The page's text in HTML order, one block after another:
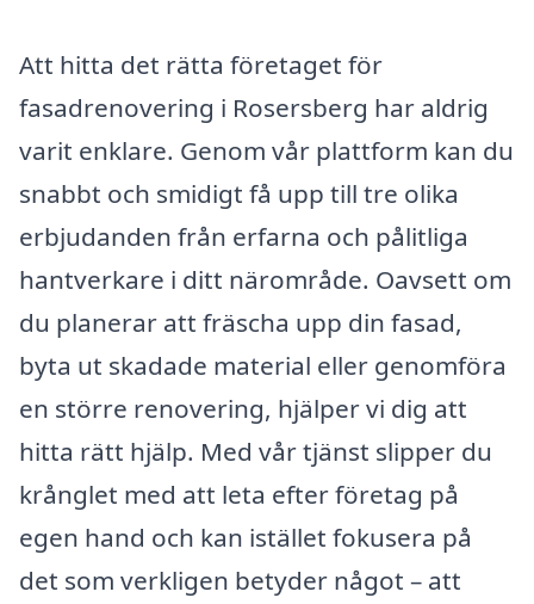
Att hitta det rätta företaget för
fasadrenovering i Rosersberg har aldrig
varit enklare. Genom vår plattform kan du
snabbt och smidigt få upp till tre olika
erbjudanden från erfarna och pålitliga
hantverkare i ditt närområde. Oavsett om
du planerar att fräscha upp din fasad,
byta ut skadade material eller genomföra
en större renovering, hjälper vi dig att
hitta rätt hjälp. Med vår tjänst slipper du
krånglet med att leta efter företag på
egen hand och kan istället fokusera på
det som verkligen betyder något – att